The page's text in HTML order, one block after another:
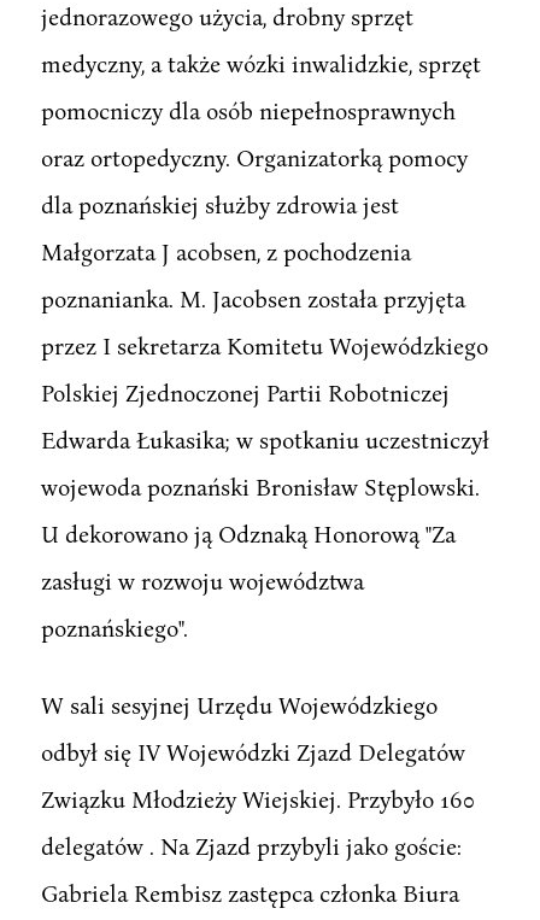
jednorazowego użycia, drobny sprzęt
medyczny, a także wózki inwalidzkie, sprzęt
pomocniczy dla osób niepełnosprawnych
oraz ortopedyczny. Organizatorką pomocy
dla poznańskiej służby zdrowia jest
Małgorzata J acobsen, z pochodzenia
poznanianka. M. Jacobsen została przyjęta
przez I sekretarza Komitetu Wojewódzkiego
Polskiej Zjednoczonej Partii Robotniczej
Edwarda Łukasika; w spotkaniu uczestniczył
wojewoda poznański Bronisław Stęplowski.
U dekorowano ją Odznaką Honorową "Za
zasługi w rozwoju województwa
poznańskiego".
W sali sesyjnej Urzędu Wojewódzkiego
odbył się IV Wojewódzki Zjazd Delegatów
Związku Młodzieży Wiejskiej. Przybyło 160
delegatów . Na Zjazd przybyli jako goście:
Gabriela Rembisz zastępca członka Biura